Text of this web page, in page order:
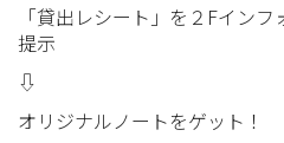
「貸出レシート」を２Fイン
提示
⇩
オリジナルノートをゲット！